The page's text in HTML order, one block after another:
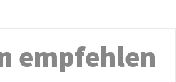
empfehlen